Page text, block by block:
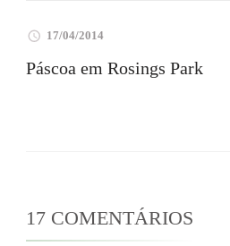
17/04/2014
Páscoa em Rosings Park
17 COMENTÁRIOS